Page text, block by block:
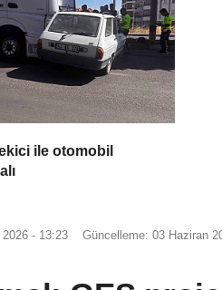
ile otomobil
- 13:23 Güncelleme: 03 Haziran